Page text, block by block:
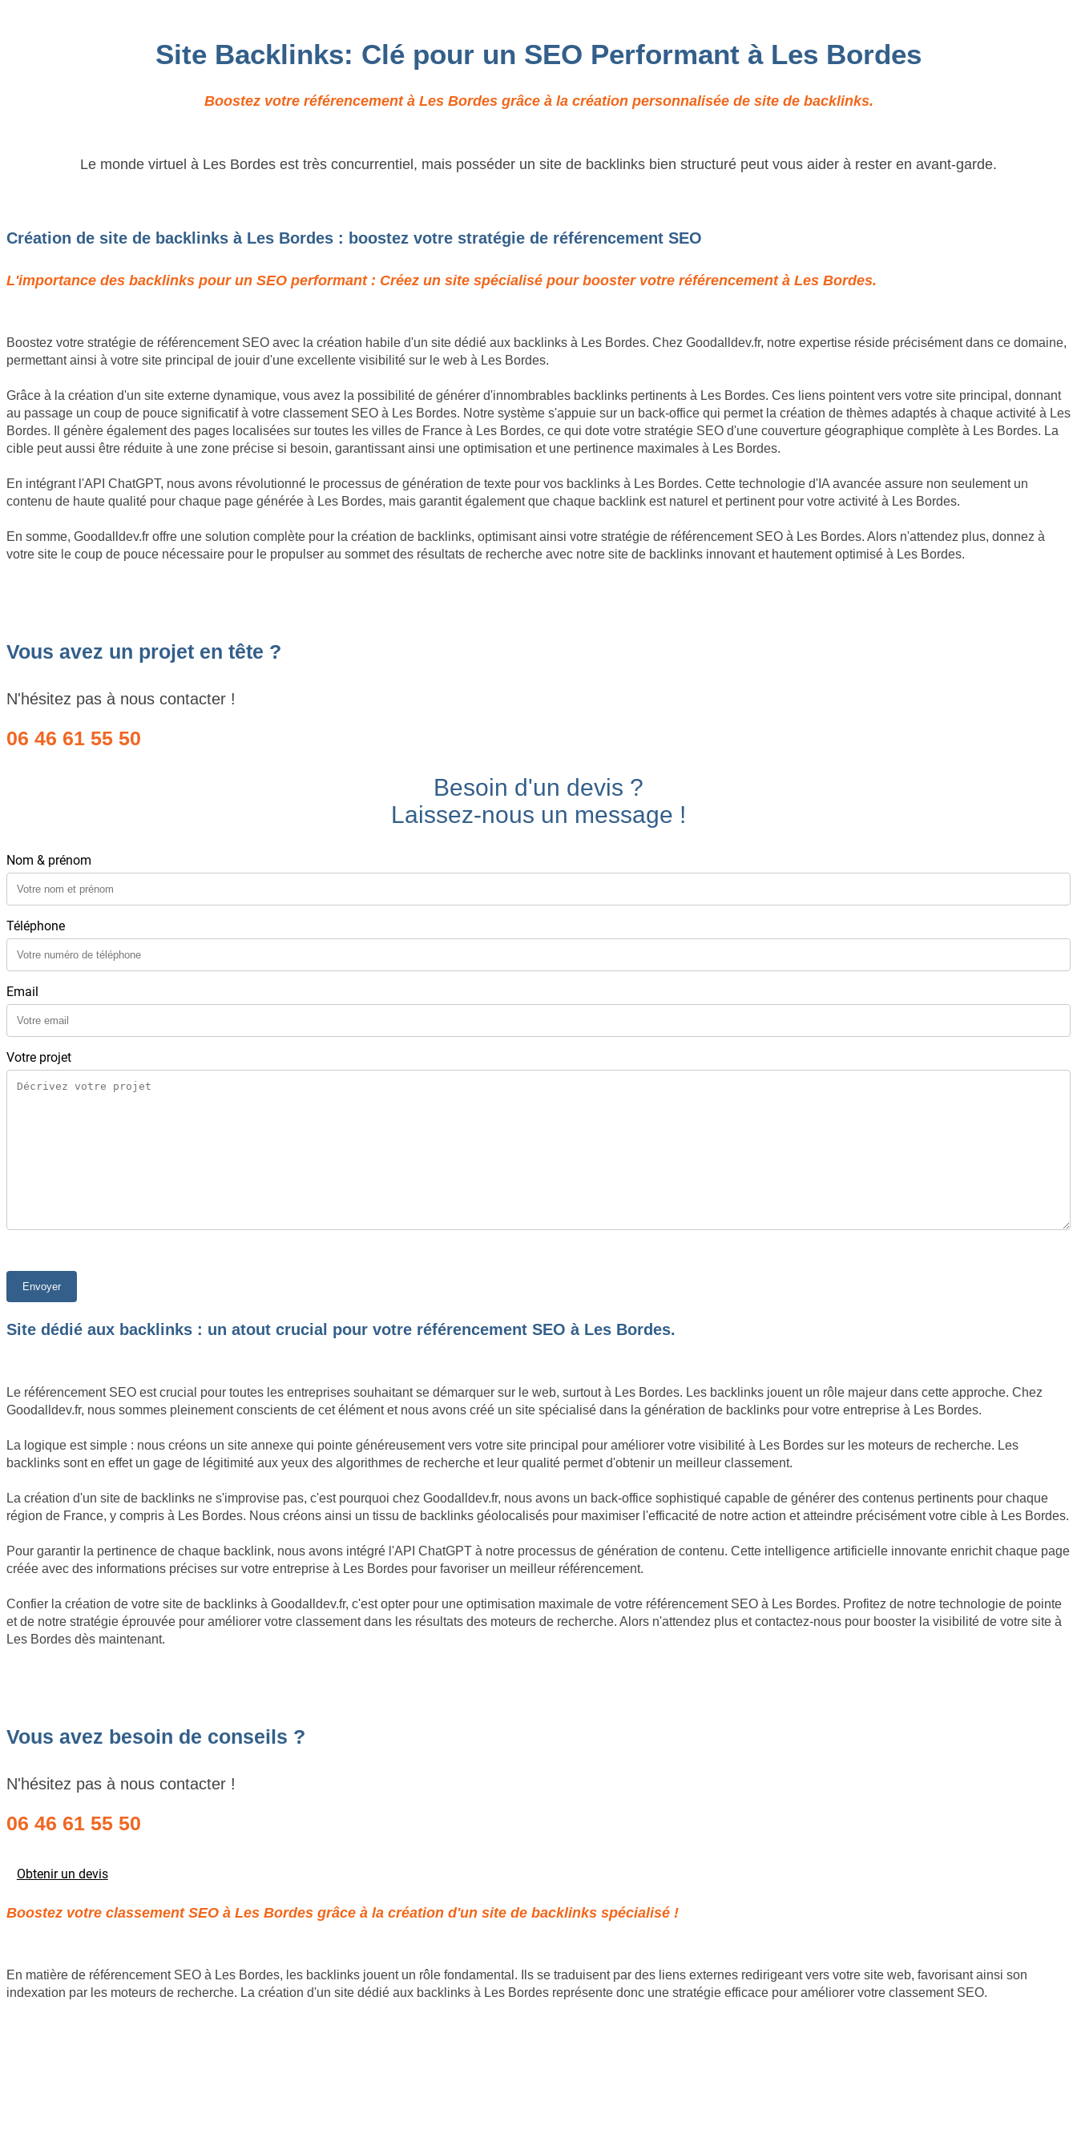
Site Backlinks: Clé pour un SEO Performant à Les Bordes
Boostez votre référencement à Les Bordes grâce à la création personnalisée de site de backlinks.
Le monde virtuel à Les Bordes est très concurrentiel, mais posséder un site de backlinks bien structuré peut vous aider à rester en avant-garde.
Création de site de backlinks à Les Bordes : boostez votre stratégie de référencement SEO
L'importance des backlinks pour un SEO performant : Créez un site spécialisé pour booster votre référencement à Les Bordes.
Boostez votre stratégie de référencement SEO avec la création habile d'un site dédié aux backlinks à Les Bordes. Chez Goodalldev.fr, notre expertise réside précisément dans ce domaine,
permettant ainsi à votre site principal de jouir d'une excellente visibilité sur le web à Les Bordes.
Grâce à la création d'un site externe dynamique, vous avez la possibilité de générer d'innombrables backlinks pertinents à Les Bordes. Ces liens pointent vers votre site principal, donnant
au passage un coup de pouce significatif à votre classement SEO à Les Bordes. Notre système s'appuie sur un back-office qui permet la création de thèmes adaptés à chaque activité à Les
Bordes. Il génère également des pages localisées sur toutes les villes de France à Les Bordes, ce qui dote votre stratégie SEO d'une couverture géographique complète à Les Bordes. La
cible peut aussi être réduite à une zone précise si besoin, garantissant ainsi une optimisation et une pertinence maximales à Les Bordes.
En intégrant l'API ChatGPT, nous avons révolutionné le processus de génération de texte pour vos backlinks à Les Bordes. Cette technologie d'IA avancée assure non seulement un
contenu de haute qualité pour chaque page générée à Les Bordes, mais garantit également que chaque backlink est naturel et pertinent pour votre activité à Les Bordes.
En somme, Goodalldev.fr offre une solution complète pour la création de backlinks, optimisant ainsi votre stratégie de référencement SEO à Les Bordes. Alors n'attendez plus, donnez à
votre site le coup de pouce nécessaire pour le propulser au sommet des résultats de recherche avec notre site de backlinks innovant et hautement optimisé à Les Bordes.
Vous avez un projet en tête ?
N'hésitez pas à nous contacter !
06 46 61 55 50
Besoin d'un devis ?
Laissez-nous un message !
Nom & prénom
Téléphone
Email
Votre projet
Site dédié aux backlinks : un atout crucial pour votre référencement SEO à Les Bordes.
Le référencement SEO est crucial pour toutes les entreprises souhaitant se démarquer sur le web, surtout à Les Bordes. Les backlinks jouent un rôle majeur dans cette approche. Chez
Goodalldev.fr, nous sommes pleinement conscients de cet élément et nous avons créé un site spécialisé dans la génération de backlinks pour votre entreprise à Les Bordes.
La logique est simple : nous créons un site annexe qui pointe généreusement vers votre site principal pour améliorer votre visibilité à Les Bordes sur les moteurs de recherche. Les
backlinks sont en effet un gage de légitimité aux yeux des algorithmes de recherche et leur qualité permet d'obtenir un meilleur classement.
La création d'un site de backlinks ne s'improvise pas, c'est pourquoi chez Goodalldev.fr, nous avons un back-office sophistiqué capable de générer des contenus pertinents pour chaque
région de France, y compris à Les Bordes. Nous créons ainsi un tissu de backlinks géolocalisés pour maximiser l'efficacité de notre action et atteindre précisément votre cible à Les Bordes.
Pour garantir la pertinence de chaque backlink, nous avons intégré l'API ChatGPT à notre processus de génération de contenu. Cette intelligence artificielle innovante enrichit chaque page
créée avec des informations précises sur votre entreprise à Les Bordes pour favoriser un meilleur référencement.
Confier la création de votre site de backlinks à Goodalldev.fr, c'est opter pour une optimisation maximale de votre référencement SEO à Les Bordes. Profitez de notre technologie de pointe
et de notre stratégie éprouvée pour améliorer votre classement dans les résultats des moteurs de recherche. Alors n'attendez plus et contactez-nous pour booster la visibilité de votre site à
Les Bordes dès maintenant.
Vous avez besoin de conseils ?
N'hésitez pas à nous contacter !
06 46 61 55 50
Obtenir un devis
Boostez votre classement SEO à Les Bordes grâce à la création d'un site de backlinks spécialisé !
En matière de référencement SEO à Les Bordes, les backlinks jouent un rôle fondamental. Ils se traduisent par des liens externes redirigeant vers votre site web, favorisant ainsi son
indexation par les moteurs de recherche. La création d'un site dédié aux backlinks à Les Bordes représente donc une stratégie efficace pour améliorer votre classement SEO.